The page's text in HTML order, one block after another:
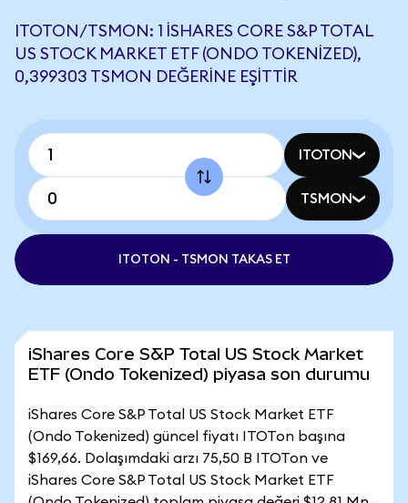
ITOTON/TSMON: 1 ISHARES CORE S&P TOTAL
US STOCK MARKET ETF (ONDO TOKENIZED),
0,399303 TSMON DEĞERINE EŞITTIR
ITOTON
TSMON
ITOTON - TSMON TAKAS ET
iShares Core S&P Total US Stock Market
ETF (Ondo Tokenized) piyasa son durumu
iShares Core S&P Total US Stock Market ETF
(Ondo Tokenized) güncel fiyatı ITOTon başına
$169,66. Dolaşımdaki arzı 75,50 B ITOTon ve
iShares Core S&P Total US Stock Market ETF